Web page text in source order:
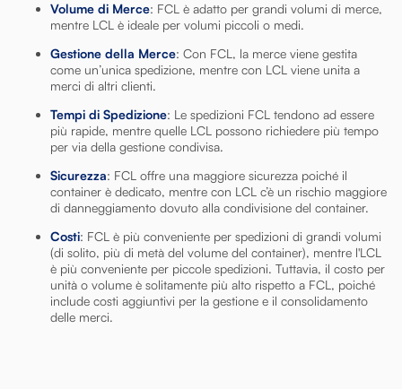
Volume di Merce: FCL è adatto per grandi volumi di merce,
mentre LCL è ideale per volumi piccoli o medi.
Gestione della Merce: Con FCL, la merce viene gestita
come un’unica spedizione, mentre con LCL viene unita a
merci di altri clienti.
Tempi di Spedizione: Le spedizioni FCL tendono ad essere
più rapide, mentre quelle LCL possono richiedere più tempo
per via della gestione condivisa.
Sicurezza: FCL offre una maggiore sicurezza poiché il
container è dedicato, mentre con LCL c’è un rischio maggiore
di danneggiamento dovuto alla condivisione del container.
Costi: FCL è più conveniente per spedizioni di grandi volumi
(di solito, più di metà del volume del container), mentre l'LCL
è più conveniente per piccole spedizioni. Tuttavia, il costo per
unità o volume è solitamente più alto rispetto a FCL, poiché
include costi aggiuntivi per la gestione e il consolidamento
delle merci.